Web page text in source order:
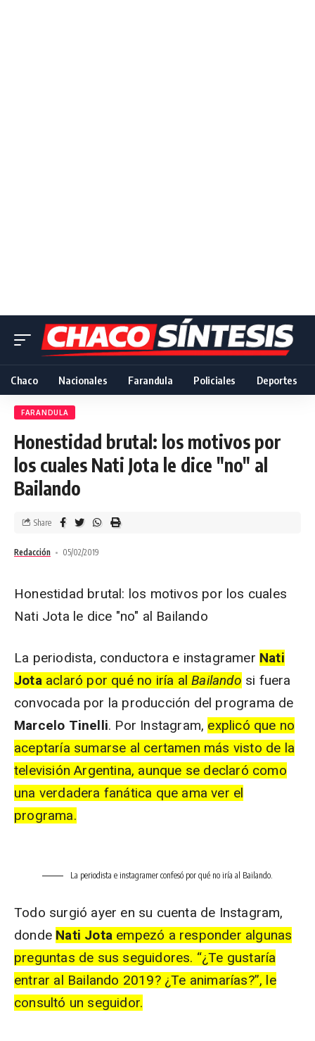
Chaco Nacionales Farandula Policiales Deportes
FARANDULA
Honestidad brutal: los motivos por
los cuales Nati Jota le dice "no" al
Bailando
Redacción 05/02/2019
Share
Honestidad brutal: los motivos por los cuales
Nati Jota le dice "no" al Bailando
La periodista, conductora e instagramer Nati
Jotaaclaró por qué no iría al Bailando si fuera
convocada por la producción del programa de
Marcelo Tinelli. Por Instagram, explicó que no
aceptaría sumarse al certamen más visto de la
televisión Argentina, aunque se declaró como
una verdadera fanática que ama ver el
programa.
La periodista e instagramer confesó por qué no iría al Bailando.
Todo surgió ayer en su cuenta de Instagram,
donde Nati Jota empezó a responder algunas
preguntas de sus seguidores. “¿Te gustaría
entrar al Bailando 2019? ¿Te animarías?”, le
consultó un seguidor.